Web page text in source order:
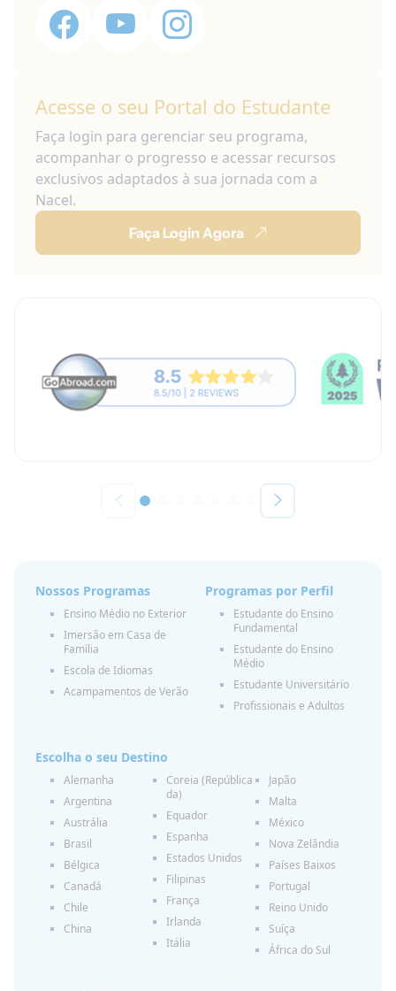
Acesse o seu Portal do Estudante
Faça login para gerenciar seu programa,
acompanhar o progresso e acessar recursos
exclusivos adaptados à sua jornada com a
Nacel.
Faça Login Agora
Nossos Programas
Ensino Médio no Exterior
Imersão em Casa de
Família
Escola de Idiomas
Acampamentos de Verão
Programas por Perfil
Estudante do Ensino
Fundamental
Estudante do Ensino
Médio
Estudante Universitário
Profissionais e Adultos
Escolha o seu Destino
Alemanha
Argentina
Austrália
Brasil
Bélgica
Canadá
Chile
China
Coreia (República
da)
Equador
Espanha
Estados Unidos
Filipinas
França
Irlanda
Itália
Japão
Malta
México
Nova Zelândia
Países Baixos
Portugal
Reino Unido
Suíça
África do Sul